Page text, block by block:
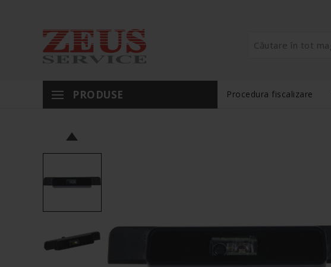
PRODUSE Procedura fiscalizare